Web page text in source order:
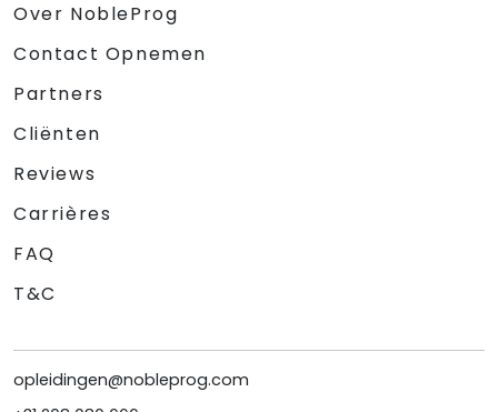
Over NobleProg
Contact Opnemen
Partners
Cliënten
Reviews
Carrières
FAQ
T&C
opleidingen@nobleprog.com